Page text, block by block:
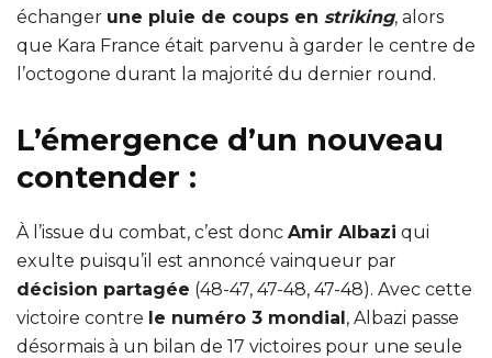
échanger une pluie de coups en striking, alors
que Kara France était parvenu à garder le centre de
l’octogone durant la majorité du dernier round.
L’émergence d’un nouveau
contender :
À l’issue du combat, c’est donc Amir Albazi qui
exulte puisqu’il est annoncé vainqueur par
décision partagée (48-47, 47-48, 47-48). Avec cette
victoire contre le numéro 3 mondial, Albazi passe
désormais à un bilan de 17 victoires pour une seule